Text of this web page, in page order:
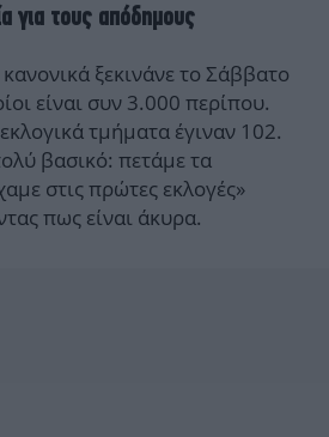
για τους απόδημους
ξεκινάνε το Σάββατο
είναι συν 3.000 περίπου.
τμήματα έγιναν 102.
βασικό: πετάμε τα
στις πρώτες εκλογές»
πως είναι άκυρα.